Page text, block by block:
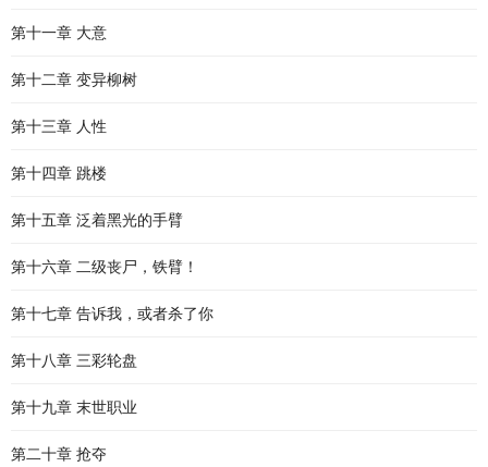
第十一章 大意
第十二章 变异柳树
第十三章 人性
第十四章 跳楼
第十五章 泛着黑光的手臂
第十六章 二级丧尸，铁臂！
第十七章 告诉我，或者杀了你
第十八章 三彩轮盘
第十九章 末世职业
第二十章 抢夺